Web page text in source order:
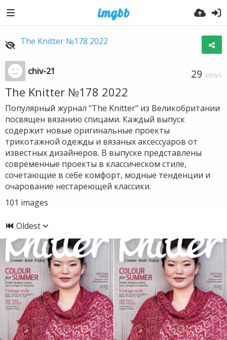
The Knitter №178 2022
chiv-21 29 VIEWS
The Knitter №178 2022
Популярный журнал "The Knitter" из Великобритании
посвящен вязанию спицами. Каждый выпуск
содержит новые оригинальные проекты
трикотажной одежды и вязаных аксессуаров от
известных дизайнеров. В выпуске представлены
современные проекты в классическом стиле,
сочетающие в себе комфорт, модные тенденции и
очарование нестареющей классики.
101 images
Oldest